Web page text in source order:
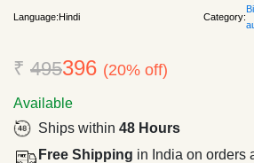
Language:Hindi Category:
₹ 495396 (20% off)
Available
Ships within 48 Hours
Free Shipping in India on orders